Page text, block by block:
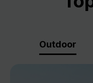
Outdoor